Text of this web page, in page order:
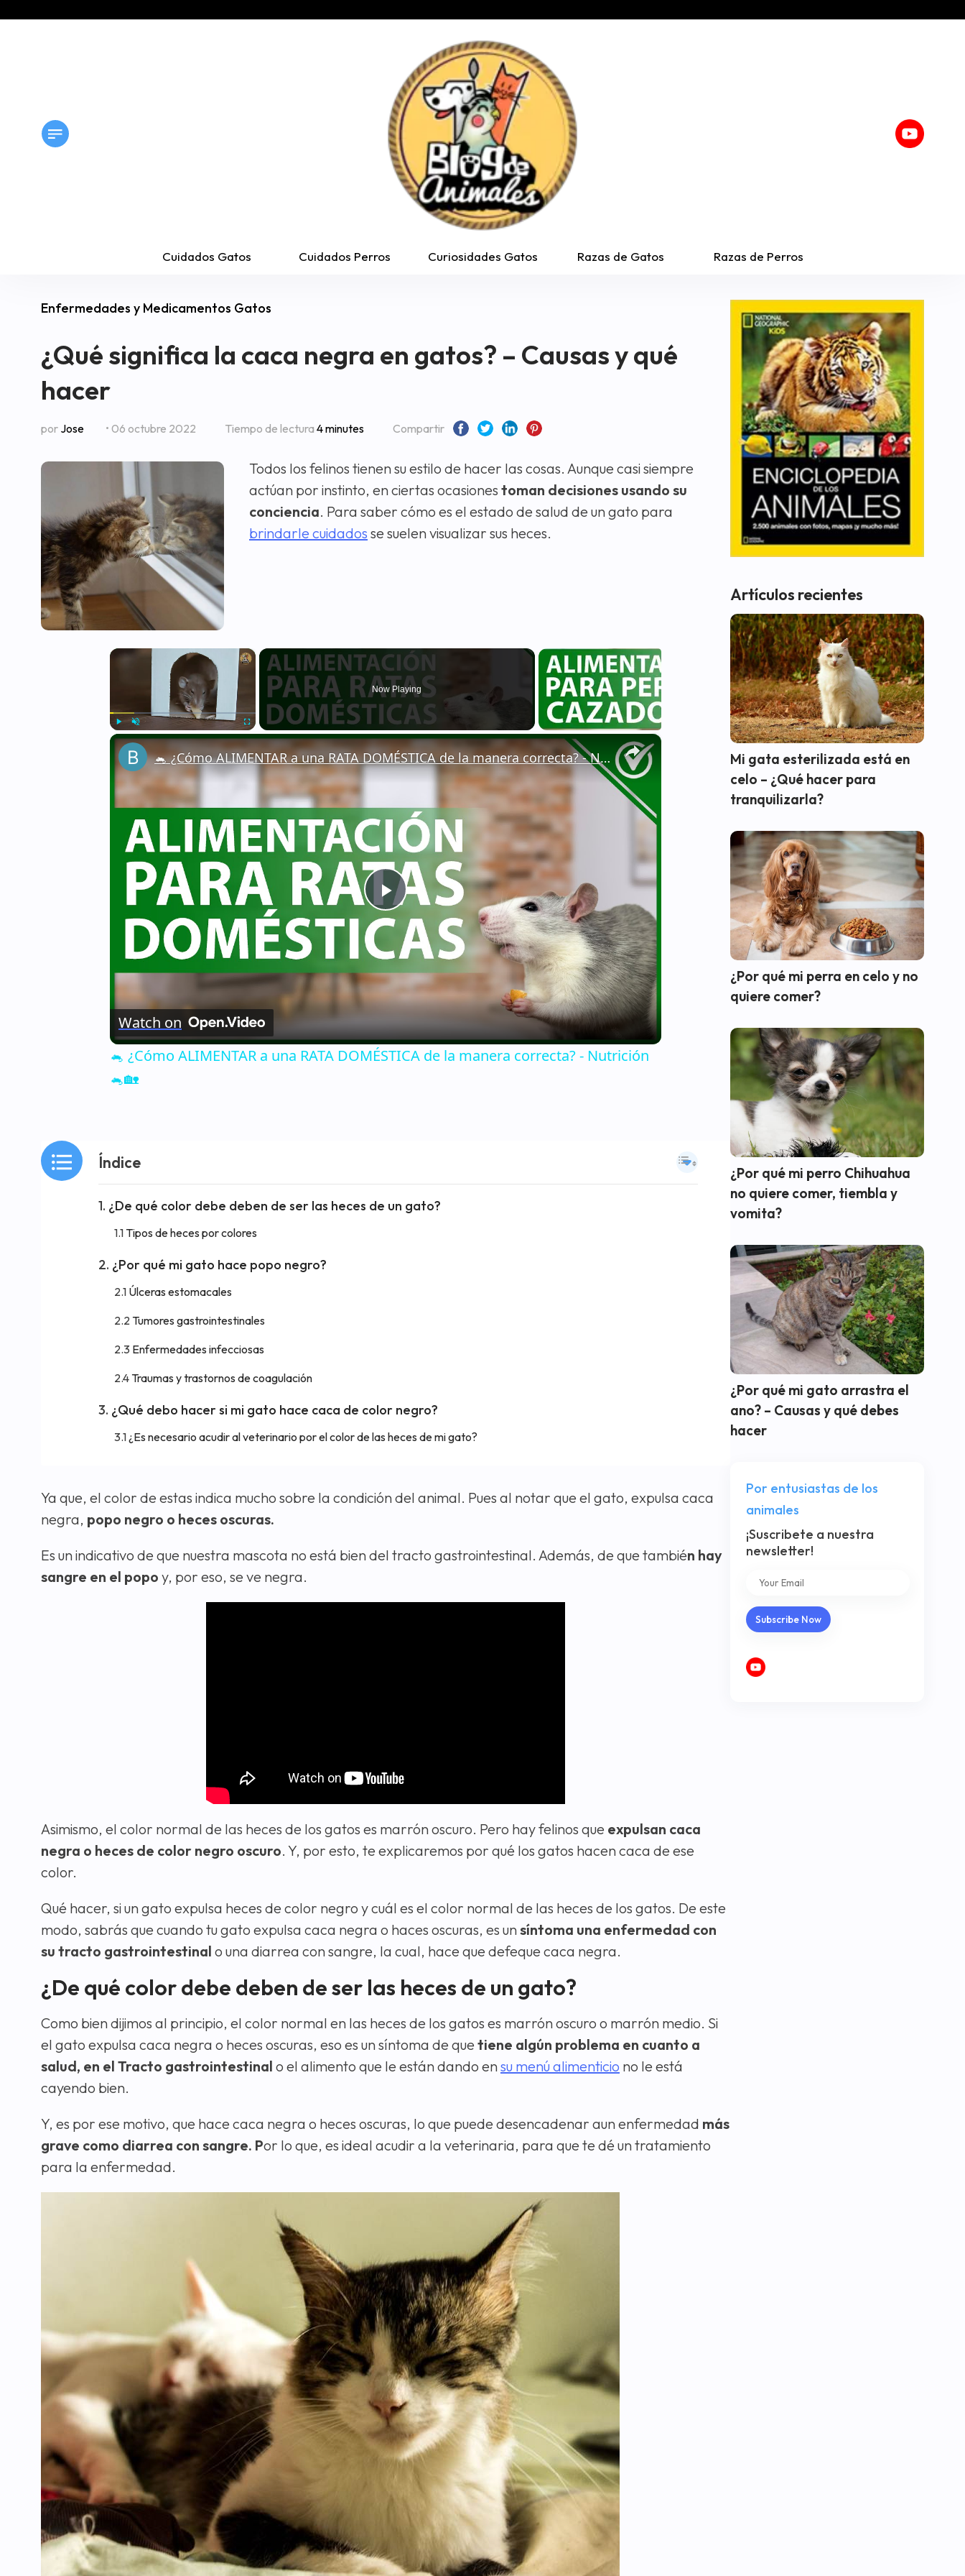
Cuidados Gatos Cuidados Perros Curiosidades Gatos Razas de Gatos Razas de Perros
Enfermedades y Medicamentos Gatos
¿Qué significa la caca negra en gatos? – Causas y qué
hacer
por Jose • 06 octubre 2022 Tiempo de lectura4 minutes Compartir
Todos los felinos tienen su estilo de hacer las cosas. Aunque casi siempre
actúan por instinto, en ciertas ocasiones toman decisiones usando su
conciencia. Para saber cómo es el estado de salud de un gato para
brindarle cuidados se suelen visualizar sus heces.
×
Play Unmute Fullscreen
Now Playing
×
Play
Video
🐁 ¿Cómo ALIMENTAR a una RATA DOMÉSTICA de la manera correcta? - Nutrición 🐁🏡
Watch on
🐁 ¿Cómo ALIMENTAR a una RATA DOMÉSTICA de la manera correcta? - Nutrición
🐁🏡
Índice
¿De qué color debe deben de ser las heces de un gato?
Tipos de heces por colores
¿Por qué mi gato hace popo negro?
Úlceras estomacales
Tumores gastrointestinales
Enfermedades infecciosas
Traumas y trastornos de coagulación
¿Qué debo hacer si mi gato hace caca de color negro?
¿Es necesario acudir al veterinario por el color de las heces de mi gato?
Ya que, el color de estas indica mucho sobre la condición del animal. Pues al notar que el gato, expulsa caca
negra, popo negro o heces oscuras.
Es un indicativo de que nuestra mascota no está bien del tracto gastrointestinal. Además, de que también hay
sangre en el popo y, por eso, se ve negra.
Asimismo, el color normal de las heces de los gatos es marrón oscuro. Pero hay felinos que expulsan caca
negra o heces de color negro oscuro. Y, por esto, te explicaremos por qué los gatos hacen caca de ese
color.
Qué hacer, si un gato expulsa heces de color negro y cuál es el color normal de las heces de los gatos. De este
modo, sabrás que cuando tu gato expulsa caca negra o haces oscuras, es unsíntoma una enfermedad con
su tracto gastrointestinal o una diarrea con sangre, la cual, hace que defeque caca negra.
¿De qué color debe deben de ser las heces de un gato?
Como bien dijimos al principio, el color normal en las heces de los gatos es marrón oscuro o marrón medio. Si
el gato expulsa caca negra o heces oscuras, eso es un síntoma de que tiene algún problema en cuanto a
salud, en el Tracto gastrointestinal o el alimento que le están dando ensu menú alimenticio no le está
cayendo bien.
Y, es por ese motivo, que hace caca negra o heces oscuras, lo que puede desencadenar aun enfermedad más
grave como diarrea con sangre. Por lo que, es ideal acudir a la veterinaria, para que te dé un tratamiento
para la enfermedad.
Artículos recientes
Mi gata esterilizada está en
celo – ¿Qué hacer para
tranquilizarla?
¿Por qué mi perra en celo y no
quiere comer?
¿Por qué mi perro Chihuahua
no quiere comer, tiembla y
vomita?
¿Por qué mi gato arrastra el
ano? – Causas y qué debes
hacer
Por entusiastas de los
animales
¡Suscribete a nuestra
newsletter!